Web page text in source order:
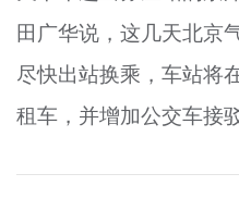
田广华说，这几天北京
尽快出站换乘，车站将
租车，并增加公交车接